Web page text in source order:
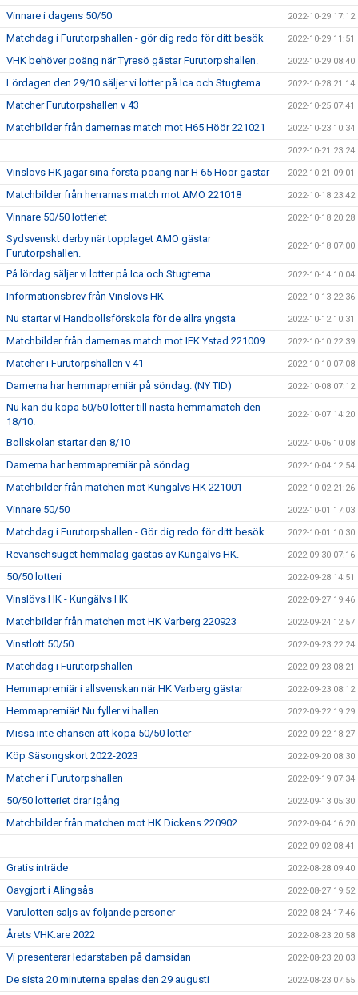
Vinnare i dagens 50/50 2022-10-29 17:12
Matchdag i Furutorpshallen - gör dig redo för ditt besök 2022-10-29 11:51
VHK behöver poäng när Tyresö gästar Furutorpshallen. 2022-10-29 08:40
Lördagen den 29/10 säljer vi lotter på Ica och Stugtema 2022-10-28 21:14
Matcher Furutorpshallen v 43 2022-10-25 07:41
Matchbilder från damernas match mot H65 Höör 221021 2022-10-23 10:34
2022-10-21 23:24
Vinslövs HK jagar sina första poäng när H 65 Höör gästar 2022-10-21 09:01
Matchbilder från herrarnas match mot AMO 221018 2022-10-18 23:42
Vinnare 50/50 lotteriet 2022-10-18 20:28
Sydsvenskt derby när topplaget AMO gästar
Furutorpshallen.
2022-10-18 07:00
På lördag säljer vi lotter på Ica och Stugtema 2022-10-14 10:04
Informationsbrev från Vinslövs HK 2022-10-13 22:36
Nu startar vi Handbollsförskola för de allra yngsta 2022-10-12 10:31
Matchbilder från damernas match mot IFK Ystad 221009 2022-10-10 22:39
Matcher i Furutorpshallen v 41 2022-10-10 07:08
Damerna har hemmapremiär på söndag. (NY TID) 2022-10-08 07:12
Nu kan du köpa 50/50 lotter till nästa hemmamatch den
18/10.
2022-10-07 14:20
Bollskolan startar den 8/10 2022-10-06 10:08
Damerna har hemmapremiär på söndag. 2022-10-04 12:54
Matchbilder från matchen mot Kungälvs HK 221001 2022-10-02 21:26
Vinnare 50/50 2022-10-01 17:03
Matchdag i Furutorpshallen - Gör dig redo för ditt besök 2022-10-01 10:30
Revanschsuget hemmalag gästas av Kungälvs HK. 2022-09-30 07:16
50/50 lotteri 2022-09-28 14:51
Vinslövs HK - Kungälvs HK 2022-09-27 19:46
Matchbilder från matchen mot HK Varberg 220923 2022-09-24 12:57
Vinstlott 50/50 2022-09-23 22:24
Matchdag i Furutorpshallen 2022-09-23 08:21
Hemmapremiär i allsvenskan när HK Varberg gästar 2022-09-23 08:12
Hemmapremiär! Nu fyller vi hallen. 2022-09-22 19:29
Missa inte chansen att köpa 50/50 lotter 2022-09-22 18:27
Köp Säsongskort 2022-2023 2022-09-20 08:30
Matcher i Furutorpshallen 2022-09-19 07:34
50/50 lotteriet drar igång 2022-09-13 05:30
Matchbilder från matchen mot HK Dickens 220902 2022-09-04 16:20
2022-09-02 08:41
Gratis inträde 2022-08-28 09:40
Oavgjort i Alingsås 2022-08-27 19:52
Varulotteri säljs av följande personer 2022-08-24 17:46
Årets VHK:are 2022 2022-08-23 20:58
Vi presenterar ledarstaben på damsidan 2022-08-23 20:03
De sista 20 minuterna spelas den 29 augusti 2022-08-23 07:55